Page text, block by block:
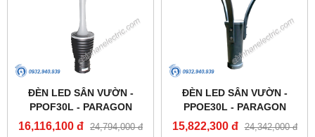
ĐÈN LED SÂN VƯỜN -
PPOF30L - PARAGON
16,116,100 đ 24,794,000 đ
ĐÈN LED SÂN VƯỜN -
PPOE30L - PARAGON
15,822,300 đ 24,342,000 đ